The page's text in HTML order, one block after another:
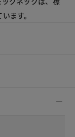
ます。